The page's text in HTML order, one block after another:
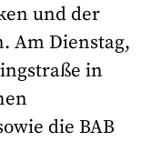
und der
Am Dienstag,
in
die BAB